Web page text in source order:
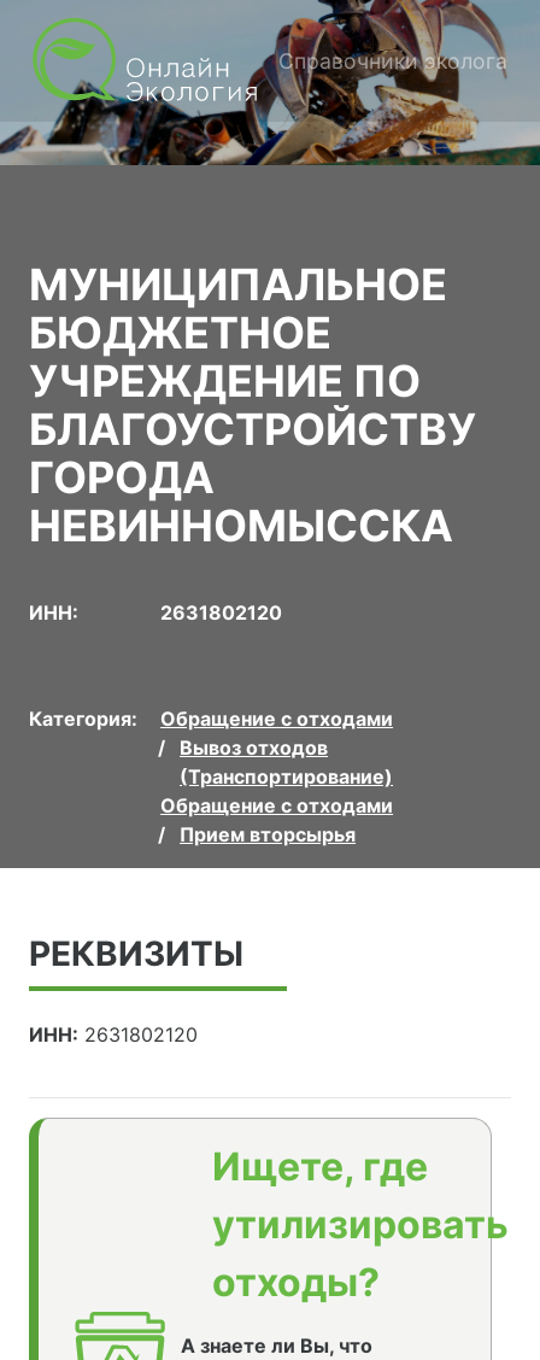
Справочники эколога
МУНИЦИПАЛЬНОЕ
БЮДЖЕТНОЕ
УЧРЕЖДЕНИЕ ПО
БЛАГОУСТРОЙСТВУ
ГОРОДА
НЕВИННОМЫССКА
ИНН: 2631802120
Категория:
Обращение с отходами
Вывоз отходов
(Транспортирование)
Обращение с отходами
Прием вторсырья
РЕКВИЗИТЫ
ИНН: 2631802120
Ищете, где
утилизировать
отходы?
А знаете ли Вы, что